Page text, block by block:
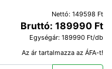
Nettó: 149598 Ft
Bruttó: 189990 Ft
Egységár: 189990 Ft/db
Az ár tartalmazza az ÁFA-t!